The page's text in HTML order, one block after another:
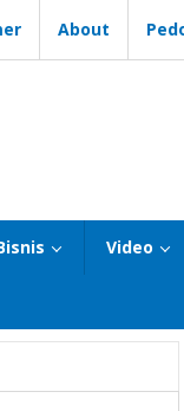
About
Video